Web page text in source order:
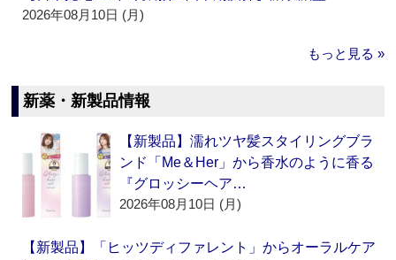
2026年08月10日 (月)
もっと見る »
新薬・新製品情報
【新製品】濡れツヤ髪スタイリングブラ
ンド「Me＆Her」から香水のように香る
『グロッシーヘア…
2026年08月10日 (月)
【新製品】「ヒッツディファレント」からオーラルケア